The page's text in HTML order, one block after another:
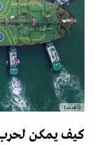
(أ.ف.ب)
كيف يمكن لحرب